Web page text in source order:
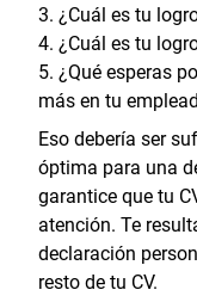
¿Cuál es tu
¿Cuál es tu
¿Qué esperas
más en tu
Eso debería ser
óptima para una
garantice que tu
atención. Te
declaración
resto de tu CV.